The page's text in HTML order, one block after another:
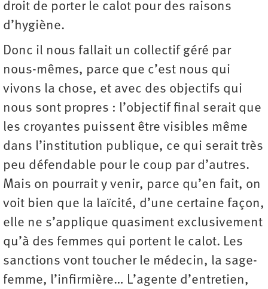
droit de porter le calot pour des raisons
d’hygiène.
Donc il nous fallait un collectif géré par
nous-mêmes, parce que c’est nous qui
vivons la chose, et avec des objectifs qui
nous sont propres : l’objectif final serait que
les croyantes puissent être visibles même
dans l’institution publique, ce qui serait très
peu défendable pour le coup par d’autres.
Mais on pourrait y venir, parce qu’en fait, on
voit bien que la laïcité, d’une certaine façon,
elle ne s’applique quasiment exclusivement
qu’à des femmes qui portent le calot. Les
sanctions vont toucher le médecin, la sage-
femme, l’infirmière… L’agente d’entretien,